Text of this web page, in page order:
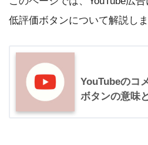
低評価ボタンについて解説しま
YouTubeのコ
ボタンの意味